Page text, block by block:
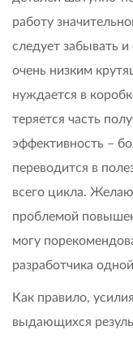
работу
следует забывать
очень низким
нуждается в
теряется часть
эффективность –
переводится в
всего цикла.
проблемой
могу
разработчика
Как правило,
выдающихся